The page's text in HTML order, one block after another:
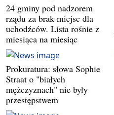
24 gminy pod nadzorem
rządu za brak miejsc dla
uchodźców. Lista rośnie z
miesiąca na miesiąc
Prokuratura: słowa Sophie
Straat o "białych
mężczyznach" nie były
przestępstwem